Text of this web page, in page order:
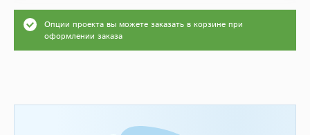
Опции проекта вы можете заказать в корзине при
оформлении заказа